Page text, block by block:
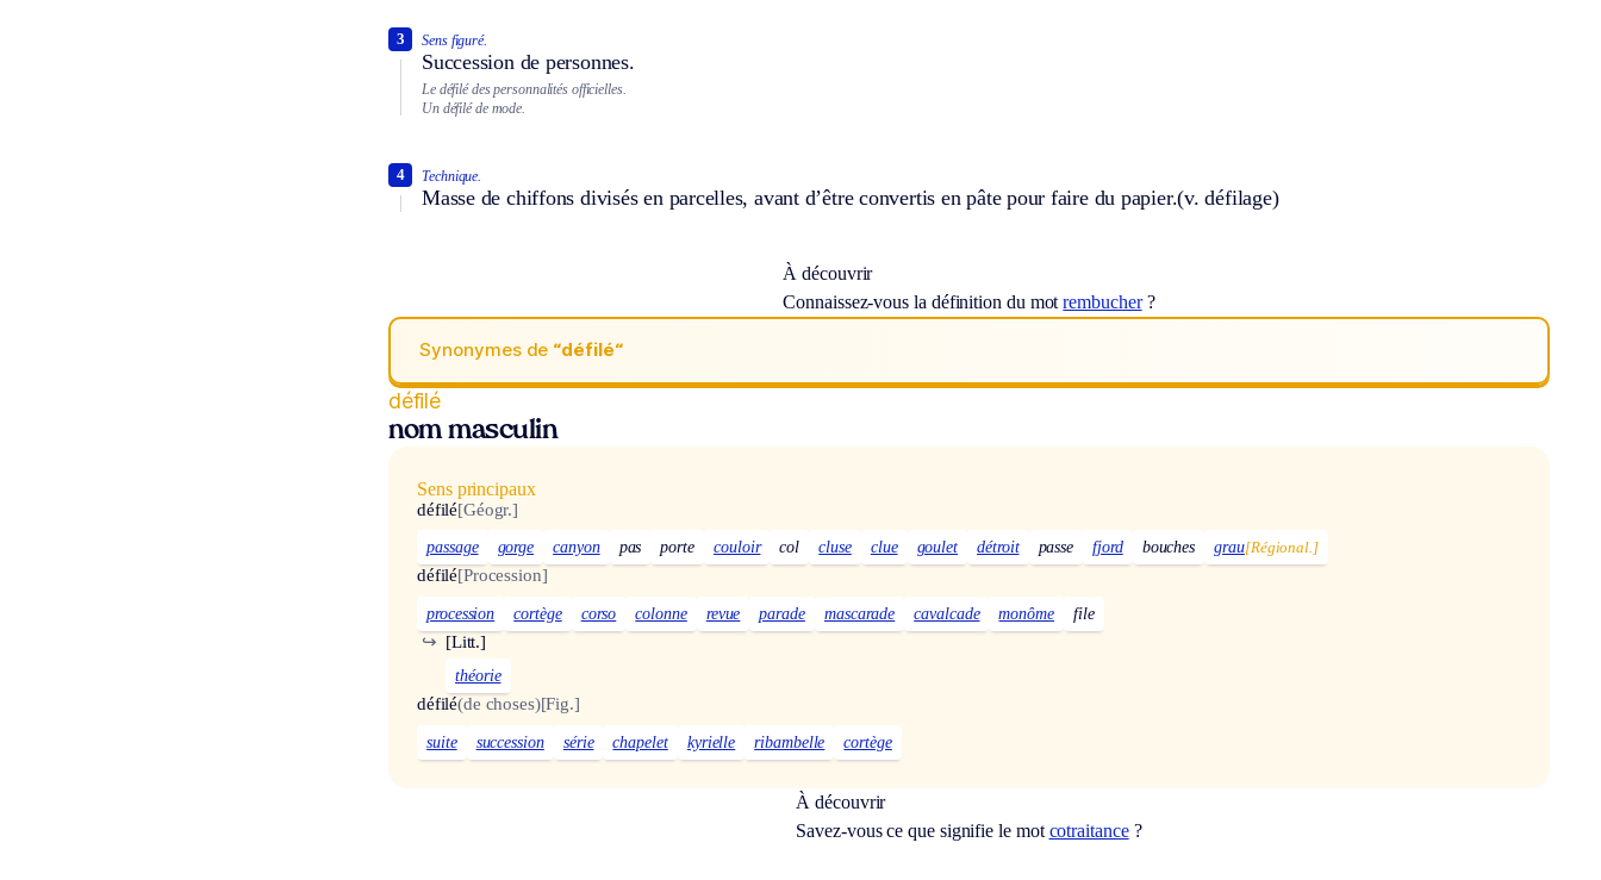
Sens figuré.
Succession de personnes.
3
Le défilé des personnalités officielles.
Un défilé de mode.
Technique.
Masse de chiffons divisés en parcelles, avant d’être convertis en pâte pour faire du papier.(v. défilage)
4
À découvrir
Connaissez-vous la définition du motrembucher?
Synonymes de “défilé“
défilé
nom masculin
Sens principaux
défilé[Géogr.]
passage gorge canyon pas porte couloir col cluse clue goulet détroit passe fjord bouches grau[Régional.]
défilé[Procession]
procession cortège corso colonne revue parade mascarade cavalcade monôme file
[Litt.]
↪
théorie
défilé(de choses)[Fig.]
suite succession série chapelet kyrielle ribambelle cortège
À découvrir
Savez-vous ce que signifie le mot cotraitance?